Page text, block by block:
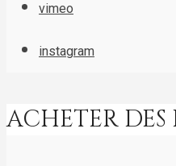
vimeo
instagram
ACHETER DES